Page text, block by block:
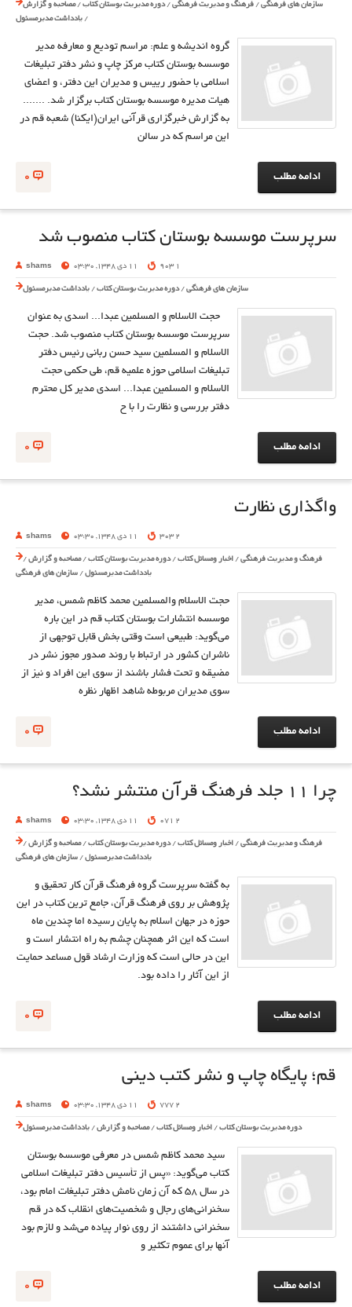
سازمان های فرهنگی / فرهنگ و مدیریت فرهنگی /دوره مدیریت بوستان کتاب /مصاحبه و گزارش
/ یادداشت مدیرمسئول
گروه انديشه و علم: مراسم توديع و معارفه مدير
موسسه بوستان كتاب مركز چاپ و نشر دفتر تبليغات
اسلامی با حضور رييس و مديران اين دفتر، و اعضای
هيات مديره موسسه بوستان كتاب برگزار شد. .......
به گزارش خبرگزاری قرآنی ايران(ايكنا) شعبه قم در
اين مراسم كه در سالن
0 ادامه مطلب
سرپرست موسسه بوستان کتاب منصوب شد
shams 11 دی 1348, 03:30 1 903
سازمان های فرهنگی /دوره مدیریت بوستان کتاب / یادداشت مدیرمسئول
حجت الاسلام و المسلمین عبدا... اسدی به عنوان
سرپرست موسسه بوستان کتاب منصوب شد. حجت
الاسلام و المسلمین سید حسن ربانی رئیس دفتر
تبلیغات اسلامی حوزه علمیه قم، طی حکمی حجت
الاسلام و المسلمین عبدا... اسدی مدیر کل محترم
دفتر بررسی و نظارت را با ح
0 ادامه مطلب
واگذاری نظارت
shams 11 دی 1348, 03:30 2 303
فرهنگ و مدیریت فرهنگی / اخبار ومسائل کتاب /دوره مدیریت بوستان کتاب /مصاحبه و گزارش /
یادداشت مدیرمسئول / سازمان های فرهنگی
حجت الاسلام والمسلمین محمد کاظم شمس، مدیر
موسسه انتشارات بوستان کتاب قم در این باره
می‌گوید: طبیعی است وقتی بخش قابل توجهی از
ناشران کشور در ارتباط با روند صدور مجوز نشر در
مضیقه و تحت فشار باشند از سوی این افراد و نیز از
سوی مدیران مربوطه شاهد اظهار نظره
0 ادامه مطلب
چرا 11 جلد فرهنگ قرآن منتشر نشد؟
shams 11 دی 1348, 03:30 2 071
فرهنگ و مدیریت فرهنگی / اخبار ومسائل کتاب /دوره مدیریت بوستان کتاب /مصاحبه و گزارش /
یادداشت مدیرمسئول / سازمان های فرهنگی
به گفته سرپرست گروه فرهنگ قرآن کار تحقیق و
پژوهش بر روی فرهنگ قرآن، جامع ترین کتاب در این
حوزه در جهان اسلام به پایان رسیده اما چندین ماه
است که این اثر همچنان چشم به راه انتشار است و
این در حالی است که وزارت ارشاد قول مساعد حمایت
از این آثار را داده بود.
0 ادامه مطلب
قم؛ پايگاه چاپ و نشر كتب ديني
shams 11 دی 1348, 03:30 2 777
دوره مدیریت بوستان کتاب / اخبار ومسائل کتاب /مصاحبه و گزارش / یادداشت مدیرمسئول
سيد محمد كاظم شمس در معرفي موسسه بوستان
كتاب مي‌گويد: «پس از تأسيس دفتر تبليغات اسلامي
در سال 58 كه آن زمان نامش دفتر تبليغات امام بود،
سخنراني‌هاي رجال و شخصيت‌هاي انقلاب كه در قم
سخنراني داشتند از روي نوار پياده مي‌شد و لازم بود
آنها براي عموم تكثير و
0 ادامه مطلب